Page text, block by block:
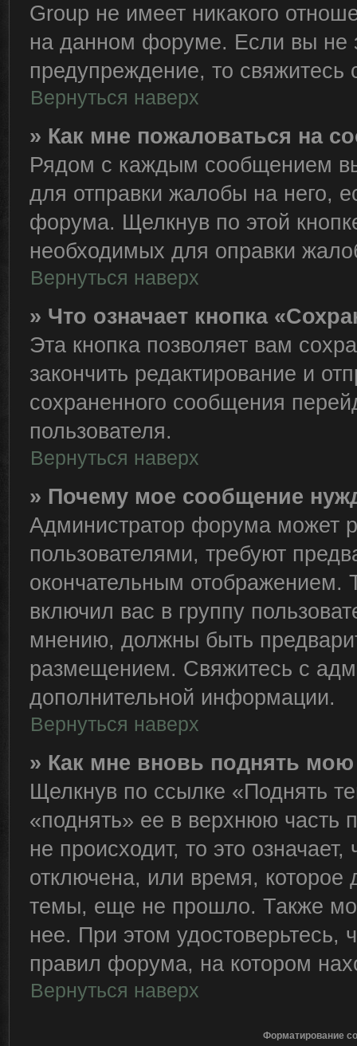
Group не имеет никакого
на данном форуме. Если вы не
предупреждение, то
Вернуться наверх
» Как мне пожаловаться на
Рядом с каждым сообщением
для отправки жалобы на него,
форума. Щелкнув по этой
необходимых для оправки
Вернуться наверх
» Что означает кнопка
Эта кнопка позволяет вам
закончить редактирование и
сохраненного сообщения
пользователя.
Вернуться наверх
» Почему мое сообщение
Администратор форума может
пользователями, требуют
окончательным отображением.
включил вас в группу
мнению, должны быть
размещением. Свяжитесь с
дополнительной информации.
Вернуться наверх
» Как мне вновь поднять
Щелкнув по ссылке «Поднять
«поднять» ее в верхнюю часть
не происходит, то это
отключена, или время, которое
темы, еще не прошло. Также
нее. При этом
правил форума, на котором
Вернуться наверх
Форматирование